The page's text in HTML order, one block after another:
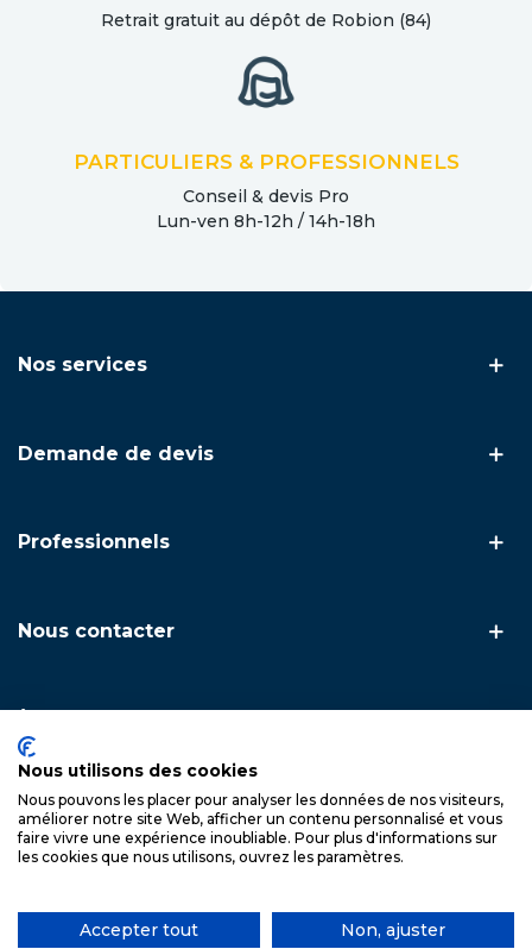
Retrait gratuit au dépôt de Robion (84)
PARTICULIERS & PROFESSIONNELS
Conseil & devis Pro
Lun-ven 8h-12h / 14h-18h
Nos services
Demande de devis
Professionnels
Nous contacter
Copyright © 2026. FSA Inox — L'inox technique & artisanal ·
Spécialiste du garde-corps et du câble inox
Nous utilisons des cookies
Nous pouvons les placer pour analyser les données de nos visiteurs,
améliorer notre site Web, afficher un contenu personnalisé et vous
faire vivre une expérience inoubliable. Pour plus d'informations sur
les cookies que nous utilisons, ouvrez les paramètres.
Accepter tout Non, ajuster